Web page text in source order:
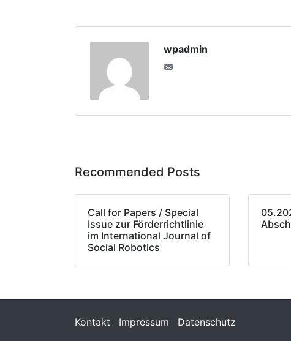
wpadmin
Recommended Posts
Call for Papers / Special
Issue zur Förderrichtlinie
im International Journal of
Social Robotics
Kontakt Impressum Datenschutz